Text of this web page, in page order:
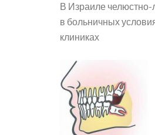
В Израиле челюстно-
в больничных
клиниках